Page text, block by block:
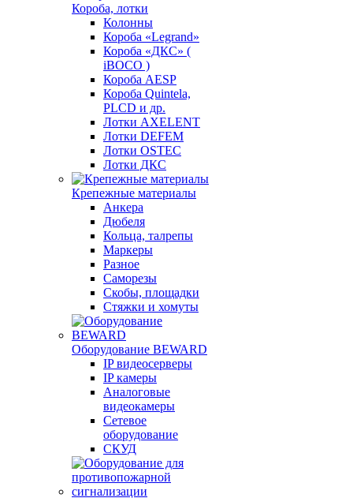
Короба, лотки
Колонны
Короба «Legrand»
Короба «ДКС» (
iBOCO )
Короба AESP
Короба Quintela,
PLCD и др.
Лотки AXELENT
Лотки DEFEM
Лотки OSTEC
Лотки ДКС
Крепежные материалы
Анкера
Дюбеля
Кольца, талрепы
Маркеры
Разное
Саморезы
Скобы, площадки
Стяжки и хомуты
Оборудование BEWARD
IP видеосерверы
IP камеры
Аналоговые
видеокамеры
Сетевое
оборудование
СКУД